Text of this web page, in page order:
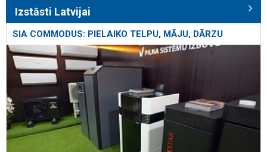
Izstāsti Latvijai
SIA COMMODUS: PIELAIKO TELPU, MĀJU, DĀRZU